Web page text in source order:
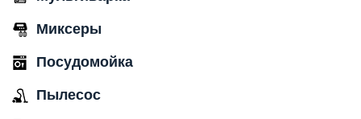
Миксеры
Посудомойка
Пылесос